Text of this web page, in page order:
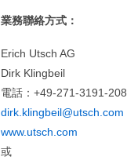
業務聯絡方式：
Erich Utsch AG
Dirk Klingbeil
電話：+49-271-3191-208
dirk.klingbeil@utsch.com
www.utsch.com
或